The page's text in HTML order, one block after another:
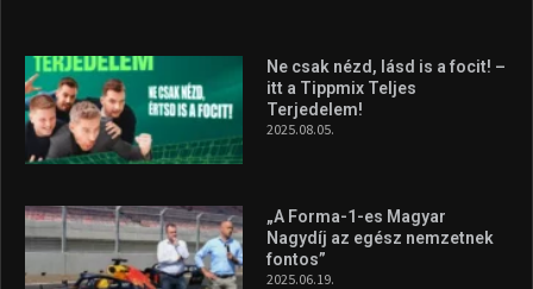
Ne csak nézd, lásd is a focit! –
itt a Tippmix Teljes
Terjedelem!
2025.08.05.
„A Forma-1-es Magyar
Nagydíj az egész nemzetnek
fontos”
2025.06.19.